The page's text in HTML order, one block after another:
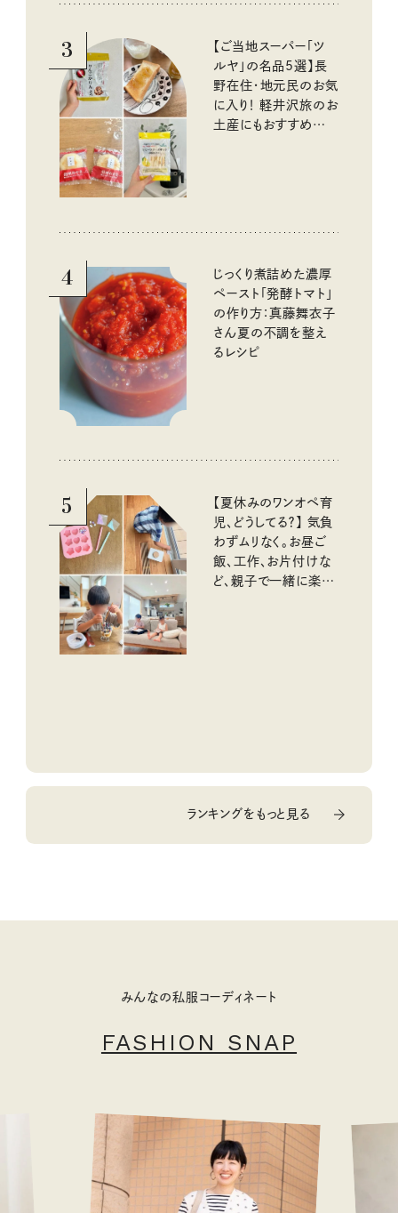
3
【ご当地スーパー「ツ
ルヤ」の名品5選】長
野在住・地元民のお気
に入り！ 軽井沢旅のお
土産にもおすすめのお
4
じっくり煮詰めた濃厚
ペースト「発酵トマト」
の作り方：真藤舞衣子
さん夏の不調を整え
るレシピ
5
【夏休みのワンオペ育
児、どうしてる？】 気負
わずムリなく。お昼ご
飯、工作、お片付けな
ど、親子で一緒に楽し
ランキングをもっと見る
みんなの私服コーディネート
FASHION SNAP